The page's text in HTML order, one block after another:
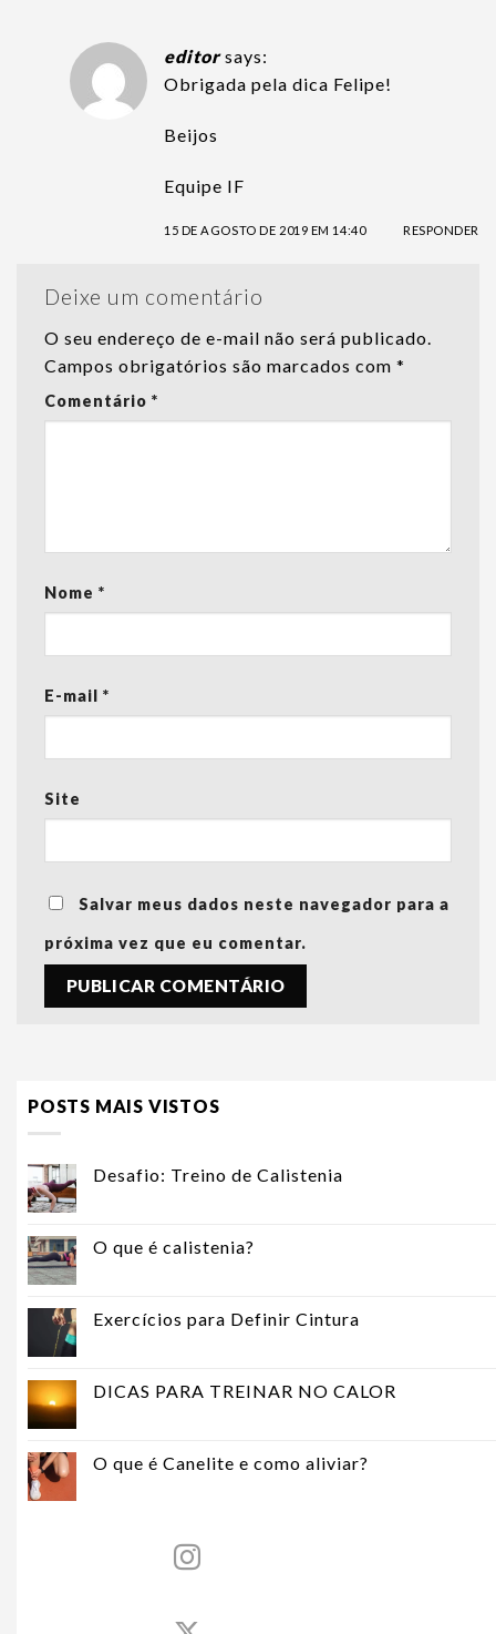
editor says:
Obrigada pela dica Felipe!
Beijos
Equipe IF
15 DE AGOSTO DE 2019 EM 14:40 RESPONDER
Deixe um comentário
O seu endereço de e-mail não será publicado.
Campos obrigatórios são marcados com *
Comentário *
Nome *
E-mail *
Site
Salvar meus dados neste navegador para a
próxima vez que eu comentar.
POSTS MAIS VISTOS
Desafio: Treino de Calistenia
O que é calistenia?
Exercícios para Definir Cintura
DICAS PARA TREINAR NO CALOR
O que é Canelite e como aliviar?